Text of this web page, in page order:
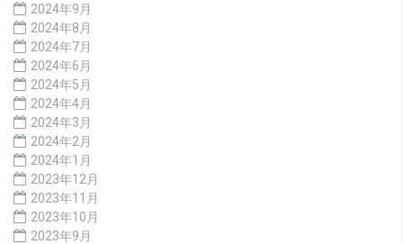
2024年9月
2024年8月
2024年7月
2024年6月
2024年5月
2024年4月
2024年3月
2024年2月
2024年1月
2023年12月
2023年11月
2023年10月
2023年9月